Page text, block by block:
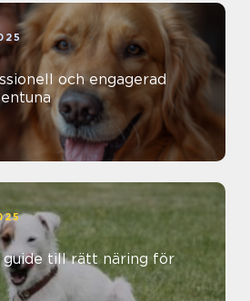
och engagerad
guide till rätt näring för